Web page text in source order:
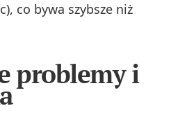
co bywa szybsze niż
problemy i